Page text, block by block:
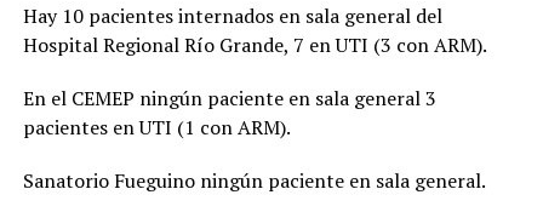
Hay 10 pacientes internados en sala general del
Hospital Regional Río Grande, 7 en UTI (3 con ARM).
En el CEMEP ningún paciente en sala general 3
pacientes en UTI (1 con ARM).
Sanatorio Fueguino ningún paciente en sala general.